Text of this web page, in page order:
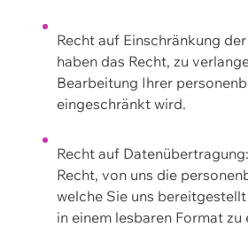
Recht auf Einschränkung
haben das Recht, zu
Bearbeitung Ihrer
eingeschränkt wird.
Recht auf
Recht, von uns die
welche Sie uns
in einem lesbaren Format zu